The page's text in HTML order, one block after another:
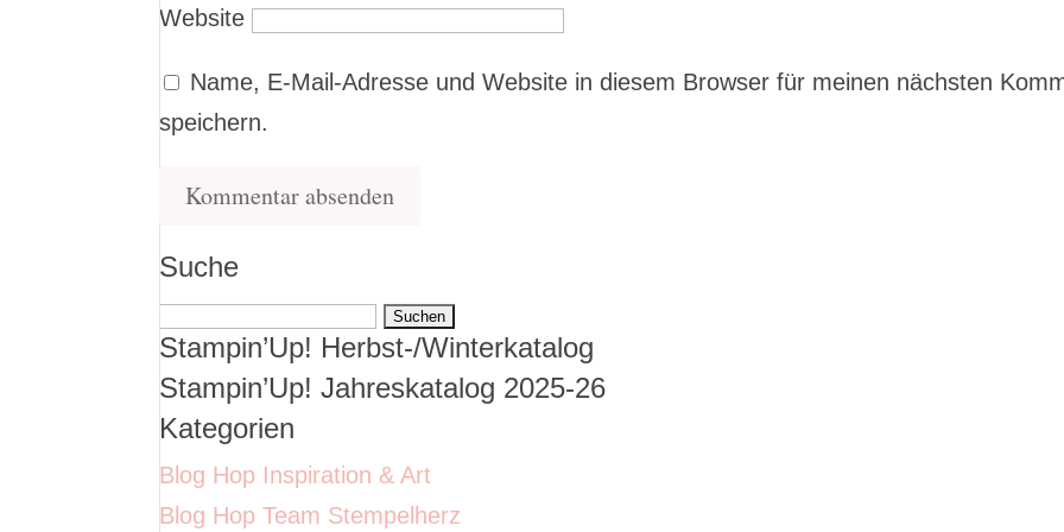
Website
Name, E-Mail-Adresse und Website in diesem Browser für meinen nächsten
speichern.
Suche
Suchen
nach:
Stampin’Up! Herbst-/Winterkatalog
Stampin’Up! Jahreskatalog 2025-26
Kategorien
Blog Hop Inspiration & Art
Blog Hop Team Stempelherz